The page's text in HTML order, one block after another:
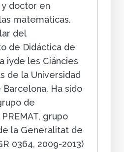
doctor en
matemáticas.
del
de Didáctica de
iyde les Ciáncies
de la Universidad
Ha sido
de
grupo
la Generalitat de
0364, 2009-2013)